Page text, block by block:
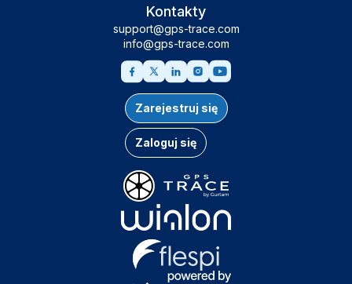
Kontakty
support@gps-trace.com
info@gps-trace.com
Zarejestruj się
Zaloguj się